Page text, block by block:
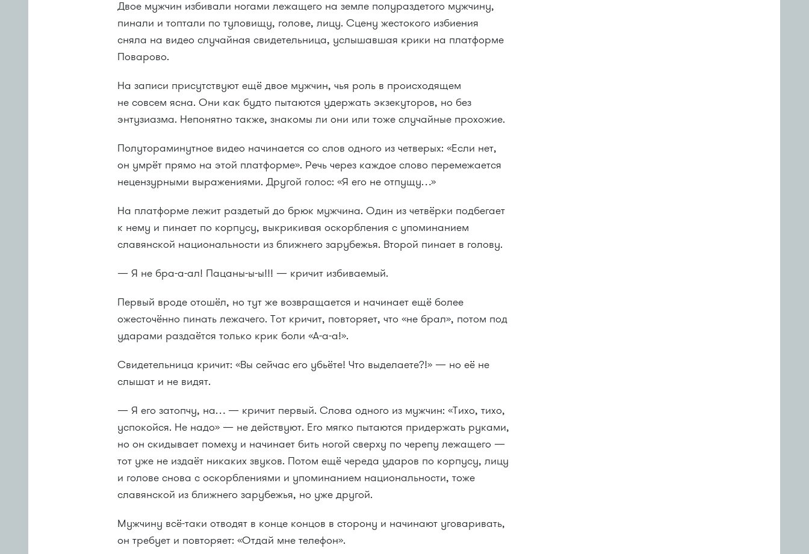
Двое мужчин избивали ногами лежащего на земле полураздетого мужчину,
пинали и топтали по туловищу, голове, лицу. Сцену жестокого избиения
сняла на видео случайная свидетельница, услышавшая крики на платформе
Поварово.
На записи присутствуют ещё двое мужчин, чья роль в происходящем
не совсем ясна. Они как будто пытаются удержать экзекуторов, но без
энтузиазма. Непонятно также, знакомы ли они или тоже случайные прохожие.
Полутораминутное видео начинается со слов одного из четверых: «Если нет,
он умрёт прямо на этой платформе». Речь через каждое слово перемежается
нецензурными выражениями. Другой голос: «Я его не отпущу…»
На платформе лежит раздетый до брюк мужчина. Один из четвёрки подбегает
к нему и пинает по корпусу, выкрикивая оскорбления с упоминанием
славянской национальности из ближнего зарубежья. Второй пинает в голову.
— Я не бра-а-ал! Пацаны-ы-ы!!! — кричит избиваемый.
Первый вроде отошёл, но тут же возвращается и начинает ещё более
ожесточённо пинать лежачего. Тот кричит, повторяет, что «не брал», потом под
ударами раздаётся только крик боли «А-а-а!».
Свидетельница кричит: «Вы сейчас его убьёте! Что выделаете?!» — но её не
слышат и не видят.
— Я его затопчу, на… — кричит первый. Слова одного из мужчин: «Тихо, тихо,
успокойся. Не надо» — не действуют. Его мягко пытаются придержать руками,
но он скидывает помеху и начинает бить ногой сверху по черепу лежащего —
тот уже не издаёт никаких звуков. Потом ещё череда ударов по корпусу, лицу
и голове снова с оскорблениями и упоминанием национальности, тоже
славянской из ближнего зарубежья, но уже другой.
Мужчину всё-таки отводят в конце концов в сторону и начинают уговаривать,
он требует и повторяет: «Отдай мне телефон».